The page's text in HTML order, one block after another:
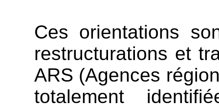
Ces orientations
restructurations et
ARS (Agences
totalement